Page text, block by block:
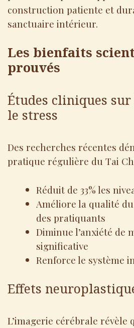
construction patiente et
sanctuaire intérieur.
Les bienfaits
prouvés
Études cliniques
le stress
Des recherches récentes
pratique régulière du Tai
Réduit de 33% les
Améliore la qualité
des pratiquants
Diminue l’anxiété de
significative
Renforce le système
Effets
L’imagerie cérébrale révèle